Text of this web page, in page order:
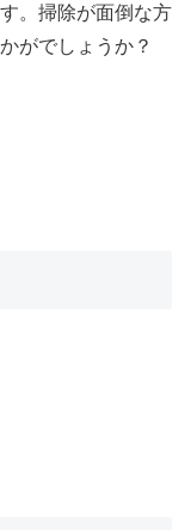
。掃除が面倒な方
がでしょうか？